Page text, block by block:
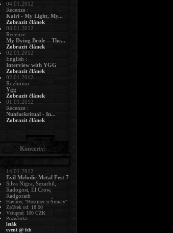
04.01.2012
Recenze :
Kairi - My Light, My...
Zobrazit článek
03.01.2012
Recenze :
My Dying Bride – The...
Zobrazit článek
02.01.2012
English :
Interview with YGG
Zobrazit článek
02.01.2012
Rozhovor :
Ygg
Zobrazit článek
01.01.2012
Recenze :
Nunfuckritual - In...
Zobrazit článek
Koncerty:
14.01.2012
Evil Melodic Metal Fest 7
Silva Nigra, Sezarbil,
Radogost, Ill Crow,
Radgorath
Havířov, "Hostinec u Šimaly"
Začátek od: 18:00
Vstupné: 100 CZK
Poznámka:
leták
event @ fcb